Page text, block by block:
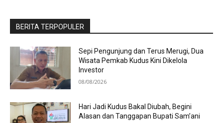
BERITA TERPOPULER
Sepi Pengunjung dan Terus Merugi, Dua
Wisata Pemkab Kudus Kini Dikelola
Investor
08/08/2026
Hari Jadi Kudus Bakal Diubah, Begini
Alasan dan Tanggapan Bupati Sam’ani